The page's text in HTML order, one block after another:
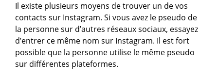
Il existe plusieurs moyens de trouver un de vos
contacts sur Instagram. Si vous avez le pseudo de
la personne sur d’autres réseaux sociaux, essayez
d’entrer ce même nom sur Instagram. Il est fort
possible que la personne utilise le même pseudo
sur différentes plateformes.